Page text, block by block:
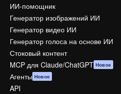
ИИ-помощник
Генератор изображений ИИ
Генератор видео ИИ
Генератор голоса на основе ИИ
Стоковый контент
MCP для Claude/ChatGPT Новое
Агенты Новое
API